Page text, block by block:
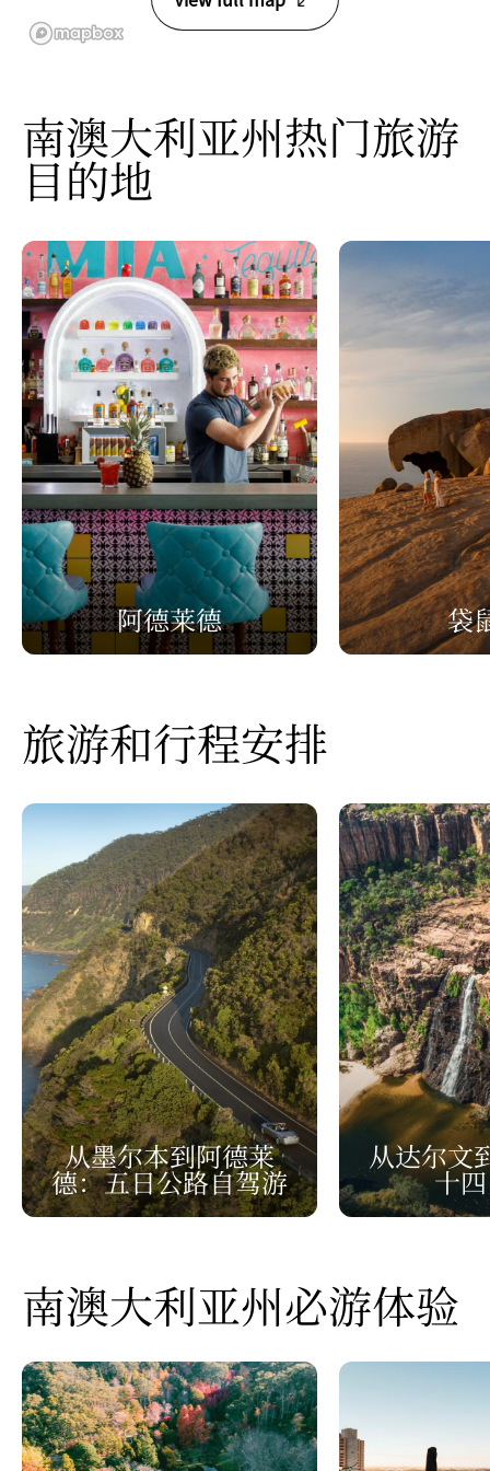
南澳大利亚州热门旅游
目的地
阿德莱德 袋
旅游和行程安排
从墨尔本到阿德莱
德：五日公路自驾游
从达尔文
十
南澳大利亚州必游体验